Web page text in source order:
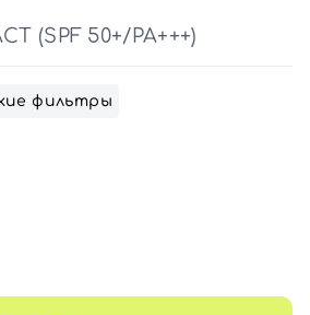
(SPF 50+/PA+++)
фильтры